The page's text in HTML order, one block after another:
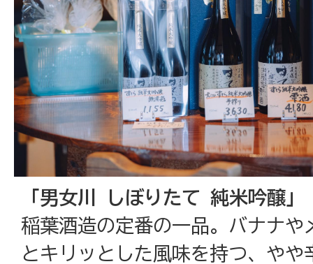
「男女川 しぼりたて 純米吟醸」
稲葉酒造の定番の一品。バナナや
とキリッとした風味を持つ、やや